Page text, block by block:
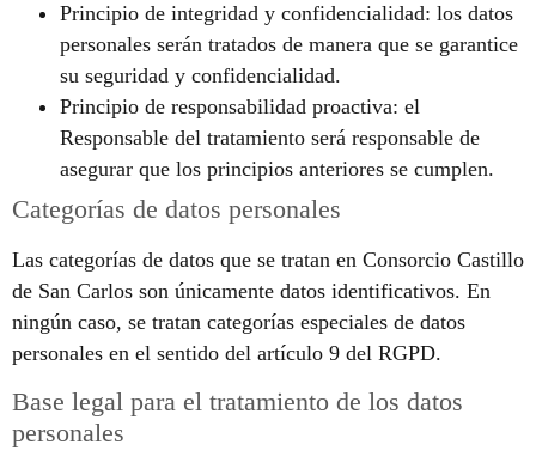
Principio de integridad y confidencialidad: los datos
personales serán tratados de manera que se garantice
su seguridad y confidencialidad.
Principio de responsabilidad proactiva: el
Responsable del tratamiento será responsable de
asegurar que los principios anteriores se cumplen.
Categorías de datos personales
Las categorías de datos que se tratan en Consorcio Castillo
de San Carlos son únicamente datos identificativos. En
ningún caso, se tratan categorías especiales de datos
personales en el sentido del artículo 9 del RGPD.
Base legal para el tratamiento de los datos
personales